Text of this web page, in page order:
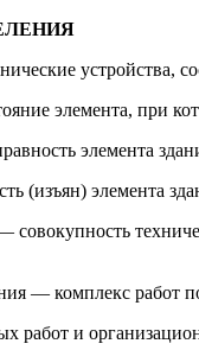
устройства,
элемента, при
элемента
(изъян) элемента
совокупность
— комплекс работ
работ и